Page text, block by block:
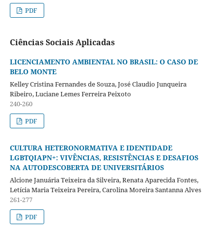
PDF
Ciências Sociais Aplicadas
LICENCIAMENTO AMBIENTAL NO BRASIL: O CASO DE
BELO MONTE
Kelley Cristina Fernandes de Souza, José Claudio Junqueira
Ribeiro, Luciane Lemes Ferreira Peixoto
240-260
PDF
CULTURA HETERONORMATIVA E IDENTIDADE
LGBTQIAPN+: VIVÊNCIAS, RESISTÊNCIAS E DESAFIOS
NA AUTODESCOBERTA DE UNIVERSITÁRIOS
Alcione Januária Teixeira da Silveira, Renata Aparecida Fontes,
Letícia Maria Teixeira Pereira, Carolina Moreira Santanna Alves
261-277
PDF